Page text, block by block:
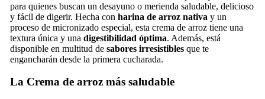
para quienes buscan un desayuno o merienda saludable, delicioso
y fácil de digerir. Hecha con harina de arroz nativa y un
proceso de micronizado especial, esta crema de arroz tiene una
textura única y una digestibilidad óptima. Además, está
disponible en multitud de sabores irresistiblesque te
engancharán desde la primera cucharada.
La Crema de arroz más saludable